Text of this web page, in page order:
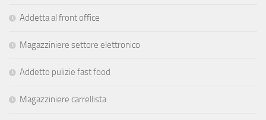
Addetta al front office
Magazziniere settore elettronico
Addetto pulizie fast food
Magazziniere carrellista